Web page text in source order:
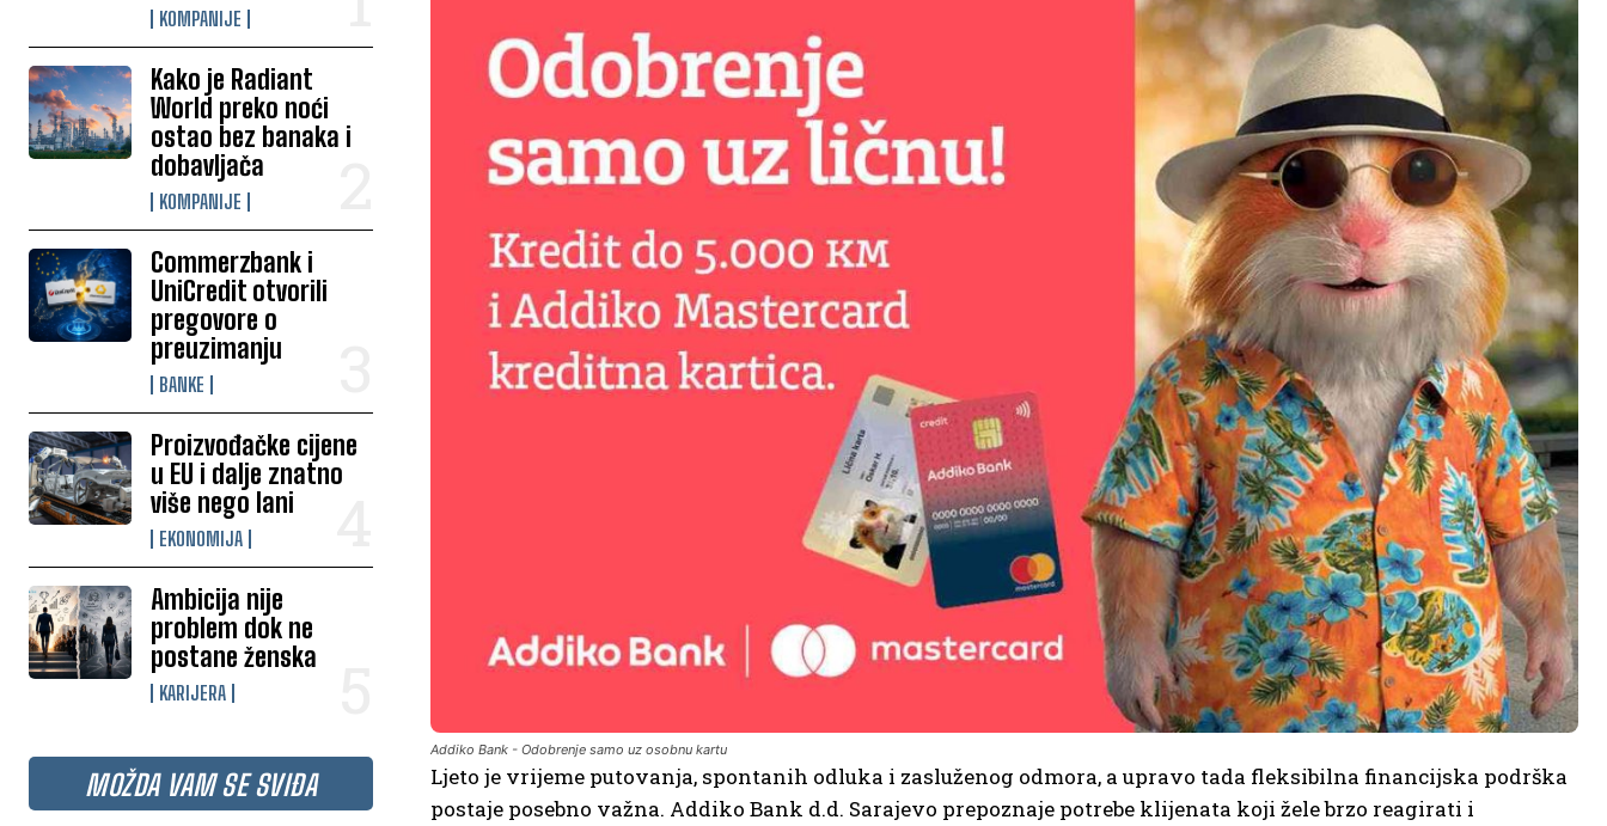
KOMPANIJE
Kako je Radiant
World preko noći
ostao bez banaka i
dobavljača
KOMPANIJE
Commerzbank i
UniCredit otvorili
pregovore o
preuzimanju
BANKE
Proizvođačke cijene
u EU i dalje znatno
više nego lani
EKONOMIJA
Ambicija nije
problem dok ne
postane ženska
KARIJERA
MOŽDA VAM SE SVIĐA
Addiko Bank - Odobrenje samo uz osobnu kartu
Ljeto je vrijeme putovanja, spontanih odluka i zasluženog odmora, a upravo tada fleksibilna financijska podrška
postaje posebno važna. Addiko Bank d.d. Sarajevo prepoznaje potrebe klijenata koji žele brzo reagirati i